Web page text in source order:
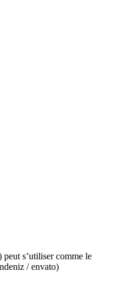
peut s’utiliser comme le
/ envato)